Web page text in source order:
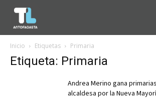
Inicio Etiquetas Primaria
Etiqueta: Primaria
Andrea Merino gana
alcaldesa por la Nueva